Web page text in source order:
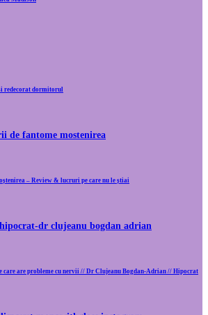
redecorat dormitorul
– Review & lucruri pe care nu le știai
care are probleme cu nervii // Dr Clujeanu Bogdan-Adrian // Hipocrat